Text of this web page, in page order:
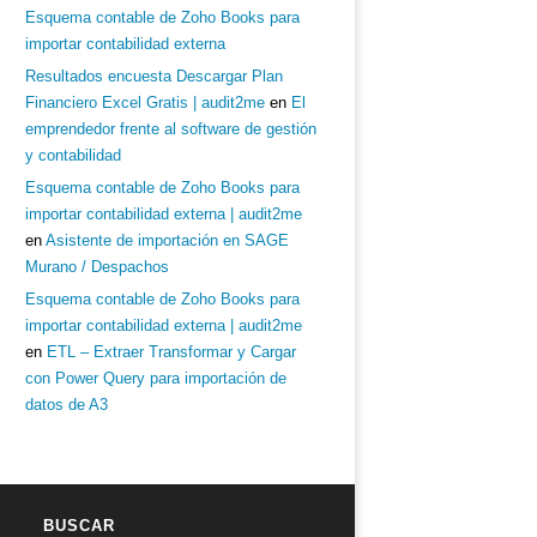
Esquema contable de Zoho Books para
importar contabilidad externa
Resultados encuesta Descargar Plan
Financiero Excel Gratis | audit2me en El
emprendedor frente al software de gestión
y contabilidad
Esquema contable de Zoho Books para
importar contabilidad externa | audit2me
en Asistente de importación en SAGE
Murano / Despachos
Esquema contable de Zoho Books para
importar contabilidad externa | audit2me
en ETL – Extraer Transformar y Cargar
con Power Query para importación de
datos de A3
BUSCAR